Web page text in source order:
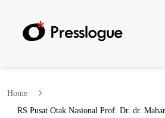
Home
RS Pusat Otak Nasional Prof. Dr. dr.